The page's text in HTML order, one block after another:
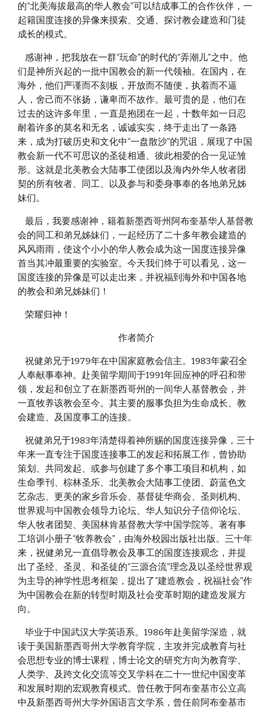
的“北美海拔最高的华人教会”可以结成事工的合作伙伴，一
起籍国度连接的异像来摸索、交通、探讨教会建造和门徒
成长的模式。
    感谢神，把我放在一群“玩命”的时代的“弄潮儿”之中。他
们是神所兴起的一批中国教会的新一代领袖。在国内，在
海外，他们严谨而不刻板，开放而不随便，执着而不逼
人，舍己而不张扬，谦卑而不故作。最可贵的是，他们在
过去的这许多年里，一直是抱团在一起，十数年如一日忍
耐着许多的莫名和无名，诚诚实实，终于走出了一条路
来，成为打破历史和文化中“一盘散沙”的咒诅，展现了中国
教会新一代不可思议的圣徒相通、彼此相爱的合一见证雏
形。这就是北美教会大陆事工使团以及海内外华人牧者团
契的所有牧者、同工、以及参与和委身事奉的各地弟兄姊
妹们。
    最后，我要感谢神，籍着新墨西哥州阿布奎基华人基督教
会的同工和弟兄姊妹们，一起经历了二十多年教会建造的
风风雨雨，使这个小小的华人教会成为这一国度连接异像
首当其冲最重要的实验室。今天我们终于可以看见，这一
国度连接的异像是可以走出来，并祝福到海外和中国各地
的教会和弟兄姊妹们！
    荣耀归神！
作者简介
    祝健弟兄于1979年在中国家庭教会信主。1983年蒙召全
人奉献事奉神。赴美留学期间于1991年回应神的呼召和带
领，发起和创立了在新墨西哥州的一间华人基督教会，并
一直牧养该教会至今。其主要的服事负担为生命成长、教
会建造、及国度事工的连接。
    祝健弟兄于1983年清楚得着神所赐的国度连接异像，三十
年来一直专注于国度连接事工的发起和拓展工作，曾协助
策划、共同发起、或参与创建了多个事工项目和机构，如
生命季刊、棕林圣乐、北美教会大陆事工使团、蔚蓝色文
艺杂志、更美的家乡音乐会、基督徒华商会、圣则机构、
世界观与中国教会领导力论坛、华人知识分子信仰论坛、
华人牧者团契、美国林肯基督教大学中国学院等。著有事
工培训小册子“牧养教会”，由海外校园出版社出版。三十年
来，祝健弟兄一直倡导教会及事工的国度连接观念，并提
出了圣经、圣灵、和圣徒的“三源合流”理念及以圣经世界观
为主导的神学性思考框架，提出了“建造教会，祝福社会”作
为中国教会在新的转型时期及社会变革时期的建造发展方
向。
    毕业于中国武汉大学英语系。1986年赴美留学深造，就
读于美国新墨西哥州大学教育学院，主攻并完成教育与社
会思想专业的博士课程，博士论文的研究方向为教育学、
人类学、及跨文化交流等交叉学科在二十一世纪中国变革
和发展时期的宏观教育模式。曾任教于阿布奎基市公立高
中及新墨西哥州大学外国语言文学系，曾任前阿布奎基市